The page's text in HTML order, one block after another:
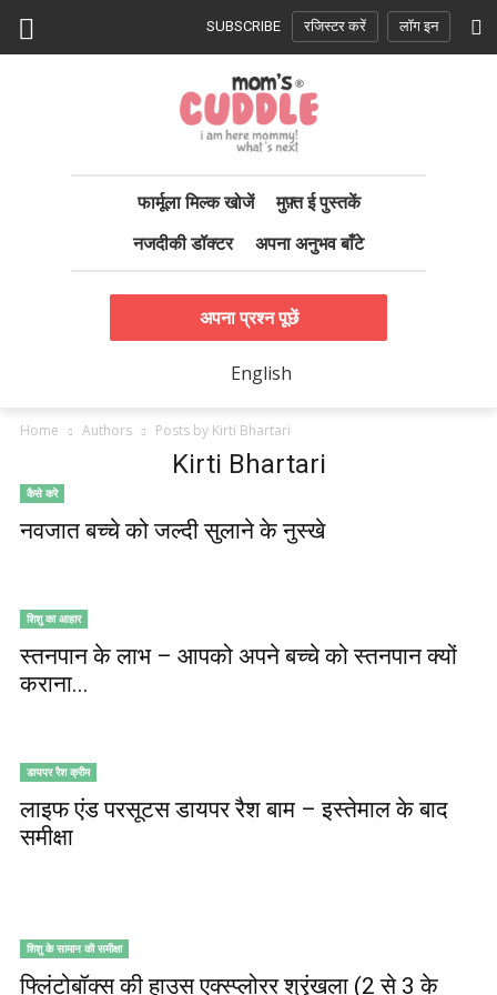
SUBSCRIBE रजिस्टर करें लॉग इन
फार्मूला मिल्क खोजें
मुफ़्त ई पुस्तकें
नजदीकी डॉक्टर
अपना अनुभव बाँटे
अपना प्रश्न पूछें
English
Home Authors Posts by Kirti Bhartari
Kirti Bhartari
कैसे करे
नवजात बच्चे को जल्दी सुलाने के नुस्खे
शिशु का आहार
स्तनपान के लाभ – आपको अपने बच्चे को स्तनपान क्यों
कराना...
डायपर रैश क्रीम
लाइफ एंड परसूटस डायपर रैश बाम – इस्तेमाल के बाद
समीक्षा
शिशु के सामान की समीक्षा
फ्लिंटोबॉक्स की हाउस एक्स्प्लोरर श्रृंखला (2 से 3 के